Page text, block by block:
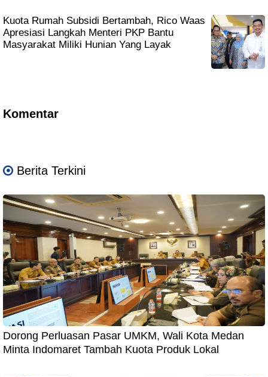
Kuota Rumah Subsidi Bertambah, Rico Waas
Apresiasi Langkah Menteri PKP Bantu
Masyarakat Miliki Hunian Yang Layak
Komentar
Berita Terkini
Dorong Perluasan Pasar UMKM, Wali Kota Medan
Minta Indomaret Tambah Kuota Produk Lokal